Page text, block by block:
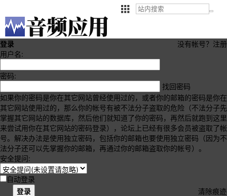
没有帐号？ 注册
登录
用户名:
密码:
找回密码
如果你的密码是你在其它网站曾经使用过的，或者你的邮箱的密码是你在
其它网站使用过的，那么你的帐号有被不法分子盗取的危险（不法分子先
掌握其它网站的数据库，然后他们就知道了你的密码，再然后就跑到这里
来尝试用你在其它网站的密码登录），论坛上已经有很多会员被盗取了帐
号。解决办法是使用独立密码，包括你的邮箱也要使用独立密码（因为不
法分子还可以先掌握你的邮箱，再通过你的邮箱盗取你的帐号）。
安全提问:
自动登录
登录
清除痕迹